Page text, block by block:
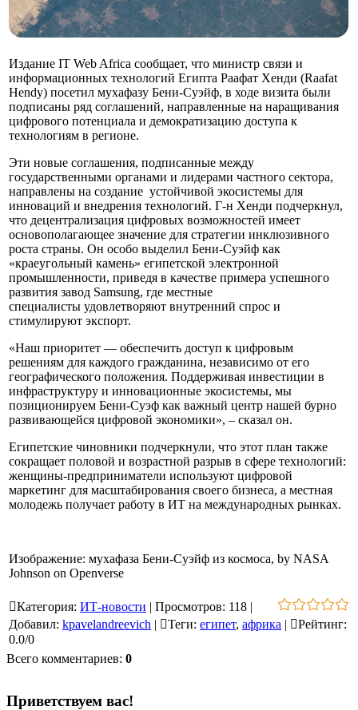
Издание IT Web Africa сообщает, что министр связи и
информационных технологий Египта Раафат Хенди (Raafat
Hendy) посетил мухафазу Бени-Суэйф, в ходе визита были
подписаны ряд соглашений, направленные на наращивания
цифрового потенциала и демократизацию доступа к
технологиям в регионе.
Эти новые соглашения, подписанные между
государственными органами и лидерами частного сектора,
направлены на создание устойчивой экосистемы для
инноваций и внедрения технологий. Г-н Хенди подчеркнул,
что децентрализация цифровых возможностей имеет
основополагающее значение для стратегии инклюзивного
роста страны. Он особо выделил Бени-Суэйф как
«краеугольный камень» египетской электронной
промышленности, приведя в качестве примера успешного
развития завод Samsung, где местные
специалисты удовлетворяют внутренний спрос и
стимулируют экспорт.
«Наш приоритет — обеспечить доступ к цифровым
решениям для каждого гражданина, независимо от его
географического положения. Поддерживая инвестиции в
инфраструктуру и инновационные экосистемы, мы
позиционируем Бени-Суэф как важный центр нашей бурно
развивающейся цифровой экономики», – сказал он.
Египетские чиновники подчеркнули, что этот план также
сокращает половой и возрастной разрыв в сфере технологий:
женщины-предприниматели используют цифровой
маркетинг для масштабирования своего бизнеса, а местная
молодежь получает работу в ИТ на международных рынках.
Изображение: мухафаза Бени-Суэйф из космоса, by NASA
Johnson on Openverse
Категория: ИТ-новости | Просмотров: 118 |
Добавил: kpavelandreevich | Теги: египет, африка | Рейтинг:
0.0/0
Всего комментариев: 0
Приветствуем вас!